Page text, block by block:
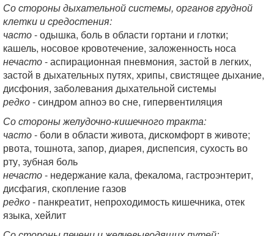
Со стороны дыхательной системы, органов грудной
клетки и средостения:
часто- одышка, боль в области гортани и глотки;
кашель, носовое кровотечение, заложенность носа
нечасто- аспирационная пневмония, застой в легких,
застой в дыхательных путях, хрипы, свистящее дыхание,
дисфония, заболевания дыхательной системы
редко- синдром апноэ во сне, гипервентиляция
Со стороны желудочно-кишечного тракта:
часто- боли в области живота, дискомфорт в животе;
рвота, тошнота, запор, диарея, диспепсия, сухость во
рту, зубная боль
нечасто- недержание кала, фекалома, гастроэнтерит,
дисфагия, скопление газов
редко- панкреатит, непроходимость кишечника, отек
языка, хейлит